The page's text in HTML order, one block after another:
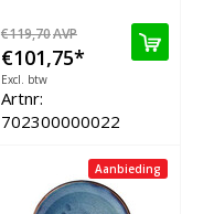
€119,70AVP
€101,75*
Excl. btw
Artnr:
702300000022
Aanbieding